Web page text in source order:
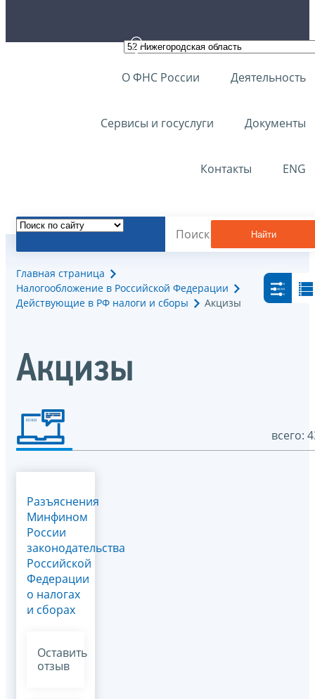
О ФНС России Деятельность
Сервисы и госуслуги Документы
Контакты ENG
Найти
Главная страница
Налогообложение в Российской Федерации
Действующие в РФ налоги и сборы
Акцизы
Акцизы
всего:
Разъяснения
Минфином
России
законодательства
Российской
Федерации
о налогах
и сборах
Оставить
отзыв